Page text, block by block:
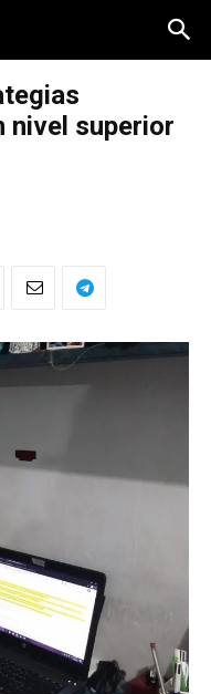
nivel superior